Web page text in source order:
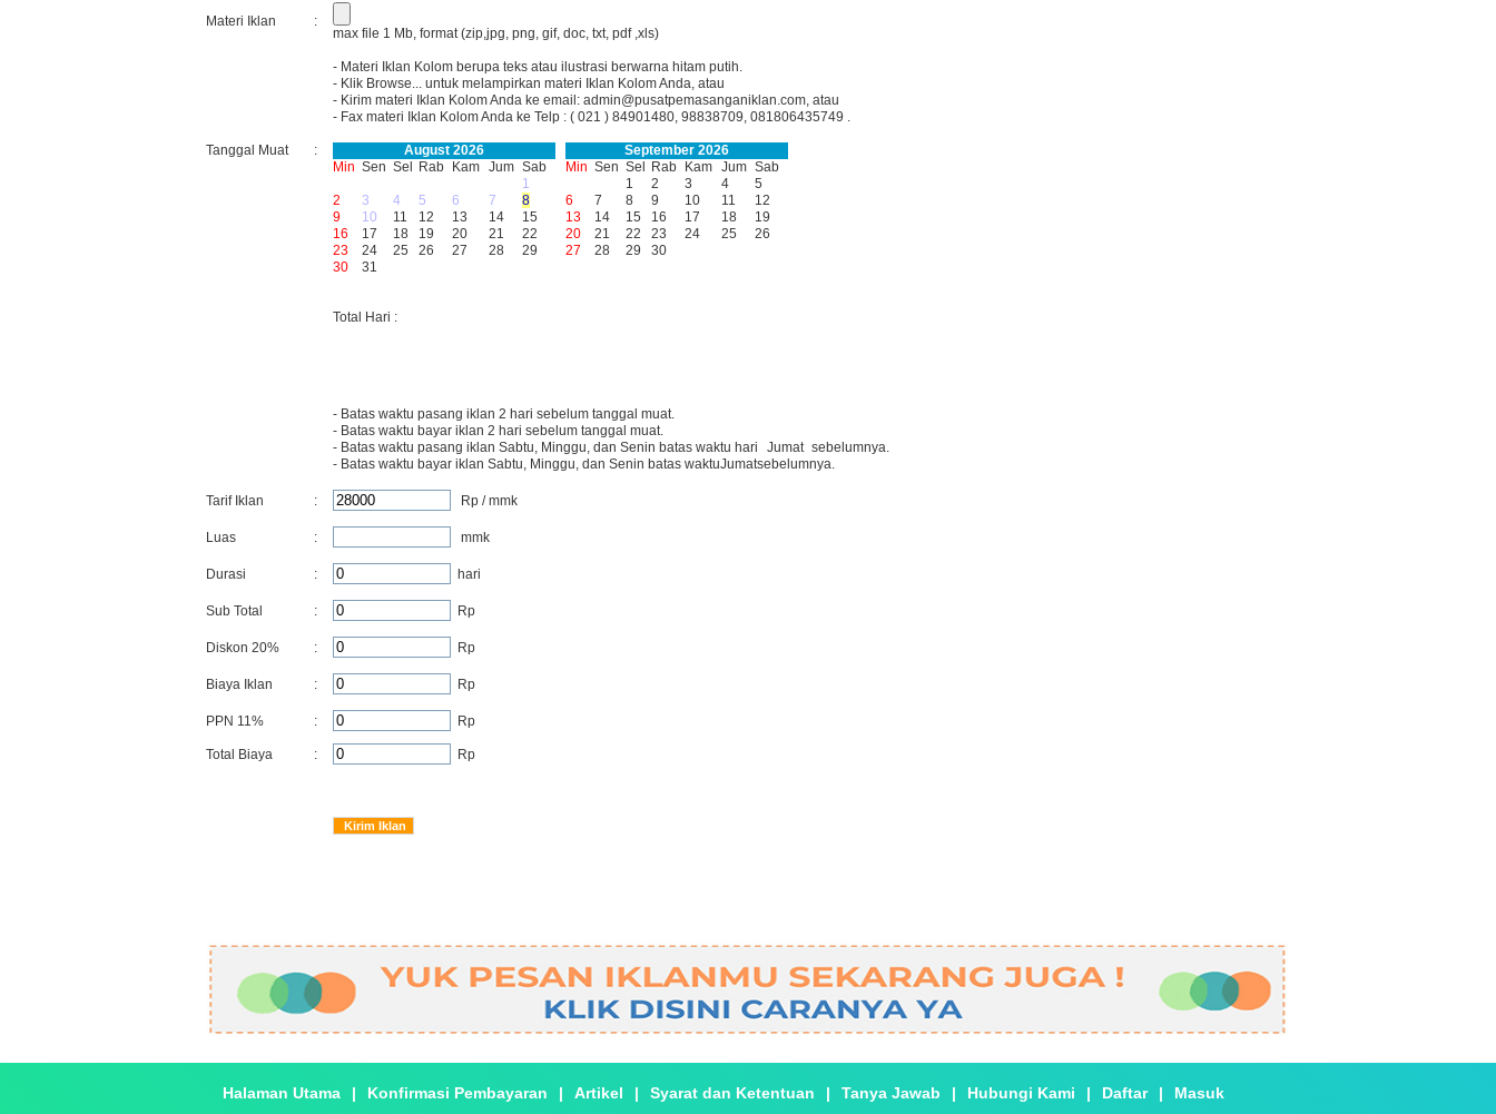
Materi Iklan :
max file 1 Mb, format (zip,jpg, png, gif, doc, txt, pdf ,xls)
- Materi Iklan Kolom berupa teks atau ilustrasi berwarna hitam putih.
- Klik Browse... untuk melampirkan materi Iklan Kolom Anda, atau
- Kirim materi Iklan Kolom Anda ke email: admin@pusatpemasanganiklan.com, atau
- Fax materi Iklan Kolom Anda ke Telp : ( 021 ) 84901480, 98838709, 081806435749 .
Tanggal Muat :
August 2026
Min Sen Sel Rab Kam Jum Sab
1
2
3 4 5 6 7
8
9
10 11 12 13 14
15
16
17 18 19 20 21
22
23
24 25 26 27 28
29
30
31
September 2026
Min Sen Sel Rab Kam Jum Sab
1
2 3 4
5
6
7 8 9 10 11
12
13
14 15 16 17 18
19
20
21 22 23 24 25
26
27
28 29 30
Total Hari :
- Batas waktu pasang iklan 2 hari sebelum tanggal muat.
- Batas waktu bayar iklan 2 hari sebelum tanggal muat.
- Batas waktu pasang iklan Sabtu, Minggu, dan Senin batas waktu hari
Jumat sebelumnya.
- Batas waktu bayar iklan Sabtu, Minggu, dan Senin batas waktuJumatsebelumnya.
Tarif Iklan : Rp / mmk
Luas : mmk
Durasi : hari
Sub Total : Rp
Diskon 20% : Rp
Biaya Iklan : Rp
PPN 11% : Rp
Total Biaya : Rp
Halaman Utama | Konfirmasi Pembayaran | Artikel | Syarat dan Ketentuan | Tanya Jawab | Hubungi Kami | Daftar | Masuk